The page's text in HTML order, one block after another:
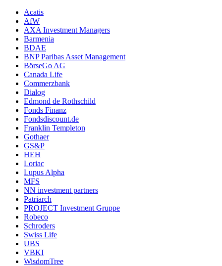
Acatis
AfW
AXA Investment Managers
Barmenia
BDAE
BNP Paribas Asset Management
BörseGo AG
Canada Life
Commerzbank
Dialog
Edmond de Rothschild
Fonds Finanz
Fondsdiscount.de
Franklin Templeton
Gothaer
GS&P
HEH
Loriac
Lupus Alpha
MFS
NN investment partners
Patriarch
PROJECT Investment Gruppe
Robeco
Schroders
Swiss Life
UBS
VBKI
WisdomTree